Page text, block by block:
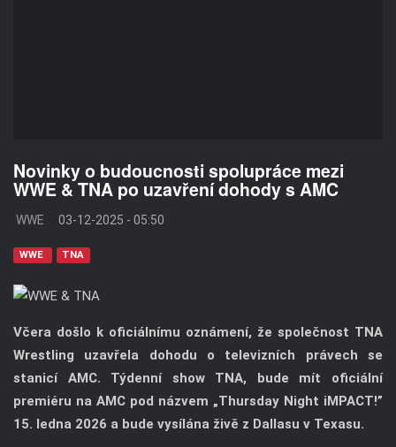
Novinky o budoucnosti spolupráce mezi
WWE & TNA po uzavření dohody s AMC
WWE 03-12-2025 - 05:50
WWE TNA
Včera došlo k oficiálnímu oznámení, že společnost TNA
Wrestling uzavřela dohodu o televizních právech se
stanicí AMC. Týdenní show TNA, bude mít oficiální
premiéru na AMC pod názvem „Thursday Night iMPACT!”
15. ledna 2026 a bude vysílána živě z Dallasu v Texasu.